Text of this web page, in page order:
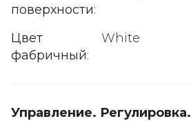
поверхности:
Цвет
фабричный:
White
Управление. Регулировка.